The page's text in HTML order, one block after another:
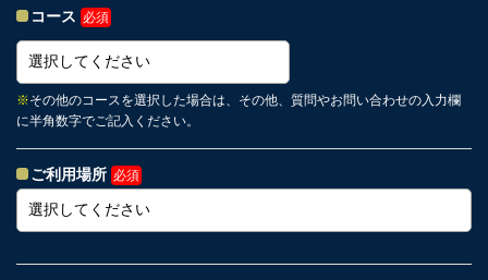
コース 必須
※その他のコースを選択した場合は、その他、質問やお問い合わせの入力欄
に半角数字でご記入ください。
ご利用場所 必須